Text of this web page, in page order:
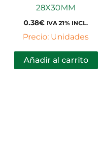
28X30MM
0.38€ IVA 21% INCL.
Precio: Unidades
Añadir al carrito